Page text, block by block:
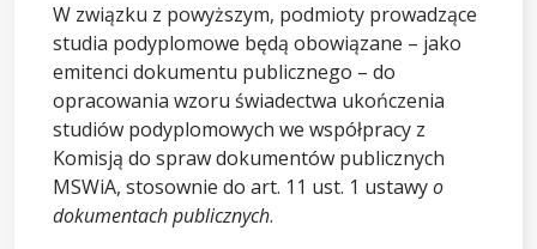
W związku z powyższym, podmioty prowadzące
studia podyplomowe będą obowiązane – jako
emitenci dokumentu publicznego – do
opracowania wzoru świadectwa ukończenia
studiów podyplomowych we współpracy z
Komisją do spraw dokumentów publicznych
MSWiA, stosownie do art. 11 ust. 1 ustawyo
dokumentach publicznych.